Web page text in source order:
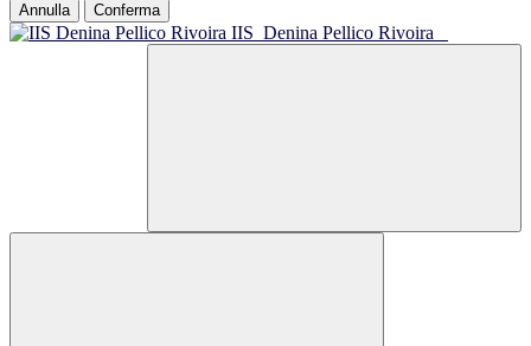
Annulla Conferma
IIS Denina Pellico Rivoira